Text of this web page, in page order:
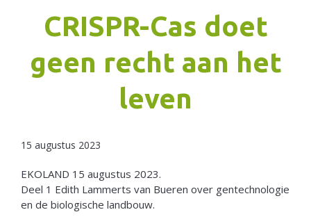
CRISPR-Cas doet
geen recht aan het
leven
15 augustus 2023
EKOLAND 15 augustus 2023.
Deel 1 Edith Lammerts van Bueren over gentechnologie
en de biologische landbouw.